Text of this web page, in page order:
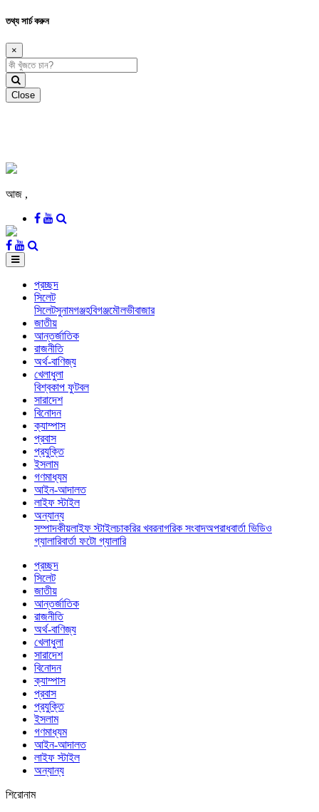
তথ্য সার্চ করুন
×
Close
আজ ,
প্রচ্ছদ
সিলেট
সিলেটসুনামগঞ্জহবিগঞ্জমৌলভীবাজার
জাতীয়
আন্তর্জাতিক
রাজনীতি
অর্থ-বাণিজ্য
খেলাধুলা
বিশ্বকাপ ফুটবল
সারাদেশ
বিনোদন
ক্যাম্পাস
প্রবাস
প্রযুক্তি
ইসলাম
গণমাধ্যম
আইন-আদালত
লাইফ স্টাইল
অন্যান্য
সম্পাদকীয়লাইফ স্টাইলচাকরির খবরনাগরিক সংবাদঅপরাধবার্তা ভিডিও
গ্যালারিবার্তা ফটো গ্যালারি
প্রচ্ছদ
সিলেট
জাতীয়
আন্তর্জাতিক
রাজনীতি
অর্থ-বাণিজ্য
খেলাধুলা
সারাদেশ
বিনোদন
ক্যাম্পাস
প্রবাস
প্রযুক্তি
ইসলাম
গণমাধ্যম
আইন-আদালত
লাইফ স্টাইল
অন্যান্য
শিরোনাম